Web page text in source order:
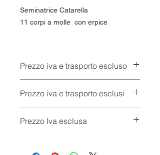
Seminatrice Catarella
11 corpi a molle con erpice
Prezzo iva e trasporto escluso
Prezzo iva e trasporto esclusi
Prezzo Iva esclusa